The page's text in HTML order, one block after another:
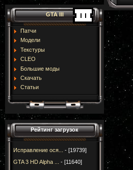
GTA III
Патчи
Модели
Текстуры
CLEO
Большие моды
Скачать
Статьи
Рейтинг загрузок
Исправление ося...
- [19739]
GTA 3 HD Alpha ...
- [11640]